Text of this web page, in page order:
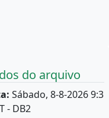
do arquivo
Sábado, 8-8-2026 9:3
- DB2